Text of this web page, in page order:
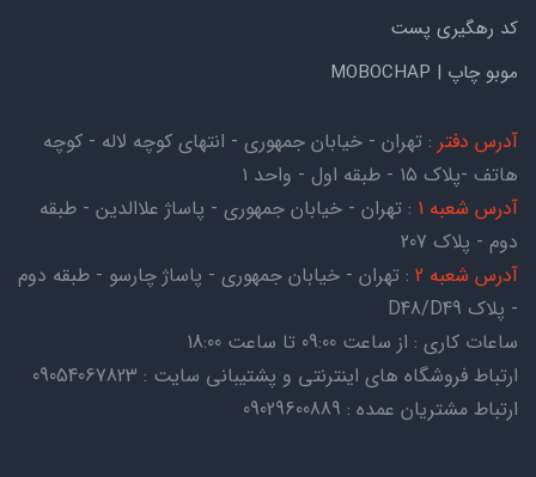
کد رهگیری پست
موبو چاپ | MOBOCHAP
آدرس دفتر : تهران - خیابان جمهوری - انتهای کوچه لاله - کوچه
هاتف -پلاک ۱۵ - طبقه اول - واحد ۱
آدرس شعبه 1
: تهران - خیابان جمهوری - پاساژ علاالدین - طبقه
دوم - پلاک 207
آدرس شعبه 2
: تهران - خیابان جمهوری - پاساژ چارسو - طبقه دوم
- پلاک D48/D49
ساعات کاری : از ساعت 09:00 تا ساعت 18:00
ارتباط فروشگاه های اینترنتی و پشتیبانی سایت : 09054067823
ارتباط مشتریان عمده : 09029600889